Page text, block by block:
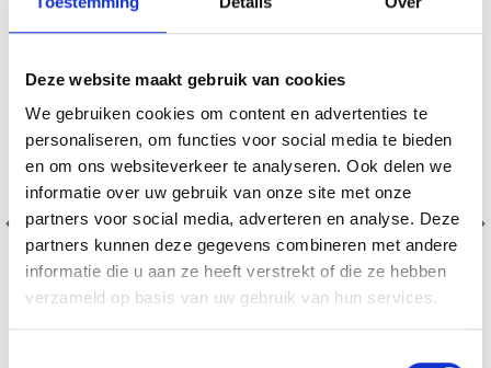
Deze website maakt gebruik van cookies
We gebruiken cookies om content en advertenties te
personaliseren, om functies voor social media te bieden
en om ons websiteverkeer te analyseren. Ook delen we
informatie over uw gebruik van onze site met onze
partners voor social media, adverteren en analyse. Deze
partners kunnen deze gegevens combineren met andere
informatie die u aan ze heeft verstrekt of die ze hebben
verzameld op basis van uw gebruik van hun services.